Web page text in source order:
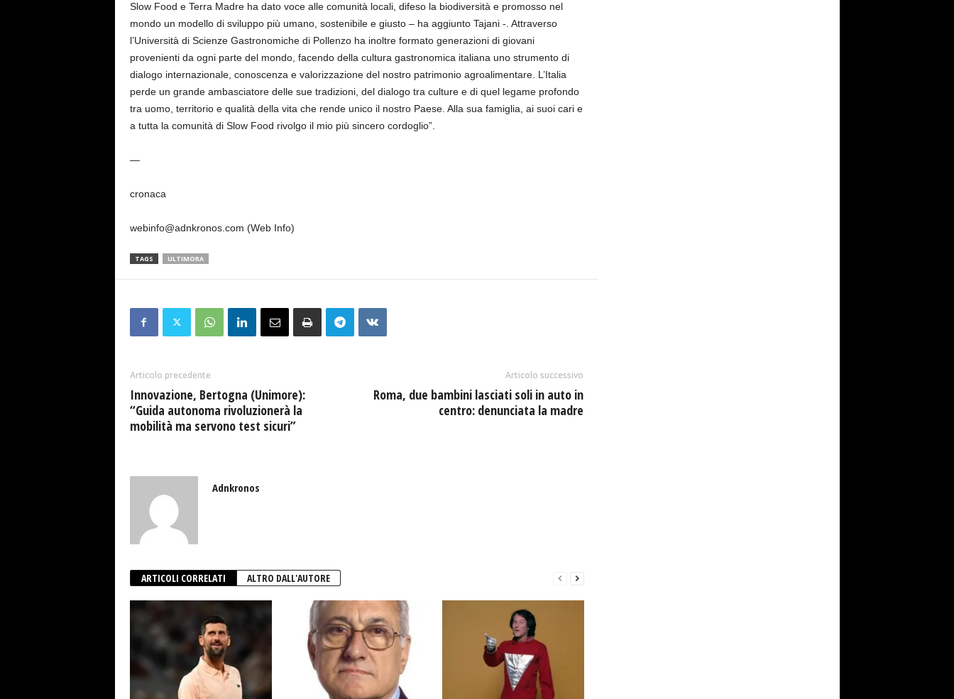
Slow Food e Terra Madre ha dato voce alle comunità locali, difeso la biodiversità e promosso nel
mondo un modello di sviluppo più umano, sostenibile e giusto – ha aggiunto Tajani -. Attraverso
l’Università di Scienze Gastronomiche di Pollenzo ha inoltre formato generazioni di giovani
provenienti da ogni parte del mondo, facendo della cultura gastronomica italiana uno strumento di
dialogo internazionale, conoscenza e valorizzazione del nostro patrimonio agroalimentare. L’Italia
perde un grande ambasciatore delle sue tradizioni, del dialogo tra culture e di quel legame profondo
tra uomo, territorio e qualità della vita che rende unico il nostro Paese. Alla sua famiglia, ai suoi cari e
a tutta la comunità di Slow Food rivolgo il mio più sincero cordoglio”.
—
cronaca
webinfo@adnkronos.com (Web Info)
TAGS ULTIMORA
Articolo precedente
Innovazione, Bertogna (Unimore):
“Guida autonoma rivoluzionerà la
mobilità ma servono test sicuri”
Articolo successivo
Roma, due bambini lasciati soli in auto in
centro: denunciata la madre
Adnkronos
ARTICOLI CORRELATI ALTRO DALL'AUTORE